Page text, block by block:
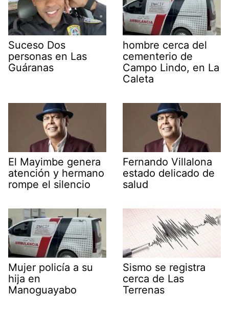
Suceso Dos
personas en Las
Guáranas
hombre cerca del
cementerio de
Campo Lindo, en La
Caleta
El Mayimbe genera
atención y hermano
rompe el silencio
Fernando Villalona
estado delicado de
salud
Mujer policía a su
hija en
Manoguayabo
Sismo se registra
cerca de Las
Terrenas